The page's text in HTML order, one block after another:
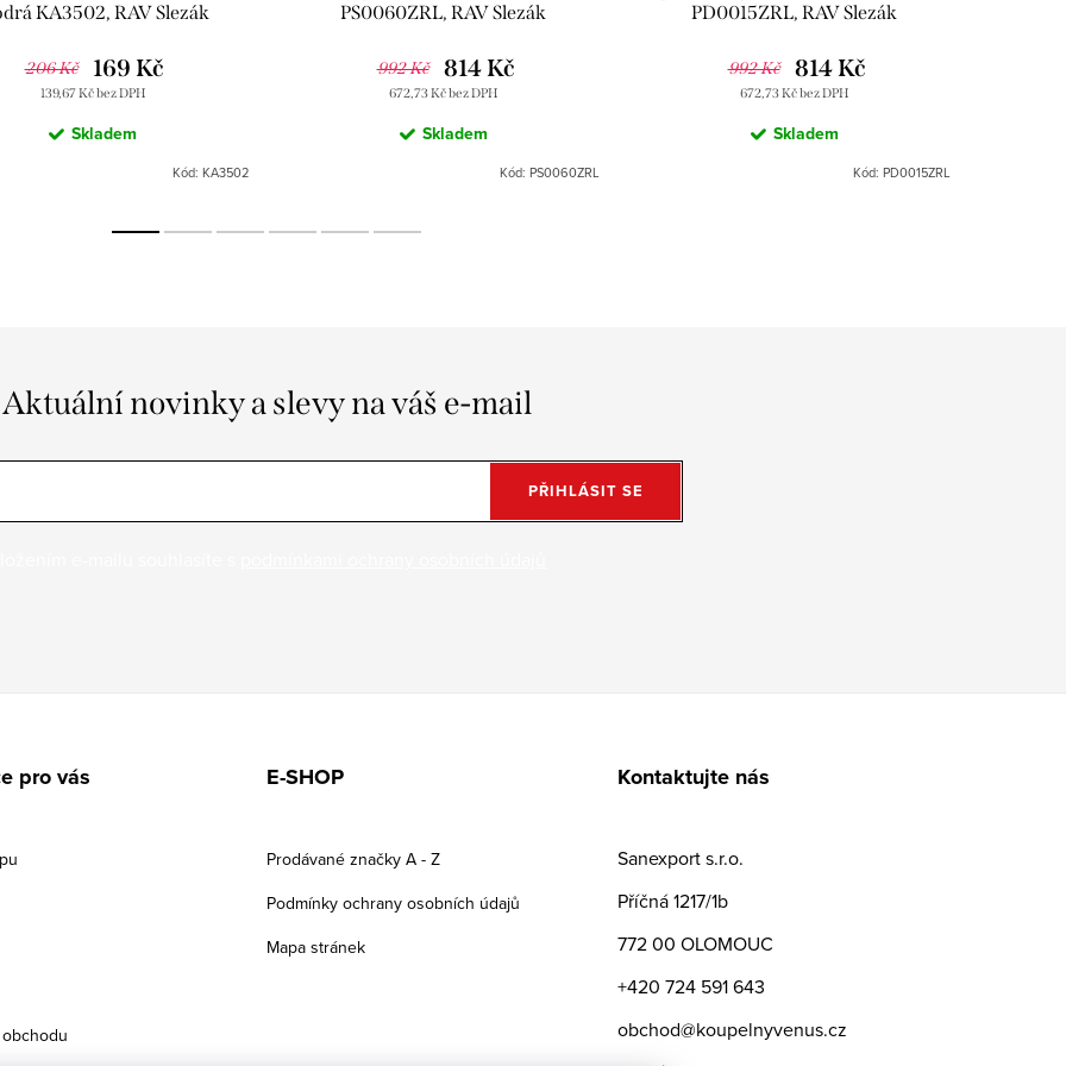
KA3502, RAV Slezák
206 Kč
139,67 Kč bez DPH
169 Kč
Skladem
Kód: KA3502
PS0060ZRL, RAV Slezák
992 Kč
672,73 Kč bez DPH
814 Kč
Skladem
Kód: PS0060ZRL
PD0015ZRL, RAV Slezák
992 Kč
672,73 Kč bez DPH
814 Kč
Skladem
Kód: PD0015ZRL
Aktuální novinky a slevy na váš e-mail
PŘIHLÁSIT SE
pro vás E-SHOP
Prodávané značky A - Z
Podmínky ochrany osobních údajů
Mapa stránek
Kontaktujte nás
Sanexport s.r.o.
Příčná 1217/1b
772 00 OLOMOUC
+420 724 591 643
obchod@koupelnyvenus.cz